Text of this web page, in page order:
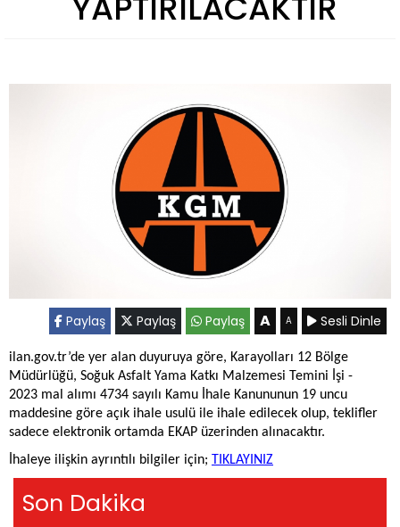
Paylaş Paylaş Paylaş A A Sesli Dinle
ilan.gov.tr’de yer alan duyuruya göre, Karayolları 12 Bölge
Müdürlüğü, Soğuk Asfalt Yama Katkı Malzemesi Temini İşi -
2023 mal alımı 4734 sayılı Kamu İhale Kanununun 19 uncu
maddesine göre açık ihale usulü ile ihale edilecek olup, teklifler
sadece elektronik ortamda EKAP üzerinden alınacaktır.
İhaleye ilişkin ayrıntılı bilgiler için; TIKLAYINIZ
Son Dakika